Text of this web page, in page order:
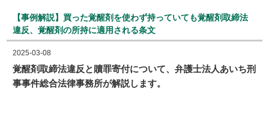
【事例解説】買った覚醒剤を使わず持っていても覚醒剤取締法
違反、覚醒剤の所持に適用される条文
2025-03-08
覚醒剤取締法違反と贖罪寄付について、弁護士法人あいち刑
事事件総合法律事務所が解説します。